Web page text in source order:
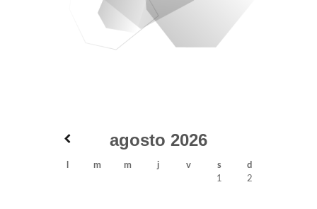
agosto 2026
m m j v s
d
1
2